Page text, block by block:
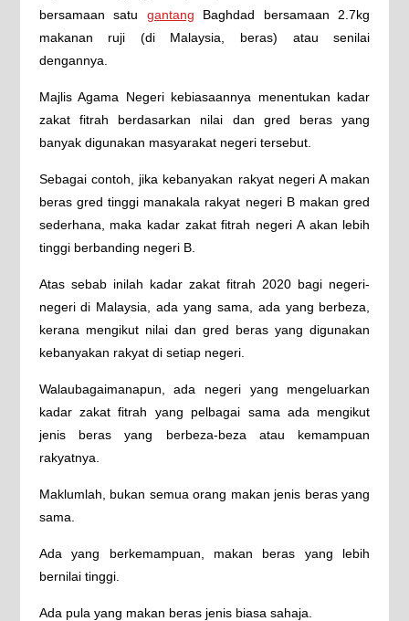
bersamaan satu gantang Baghdad bersamaan 2.7kg
makanan ruji (di Malaysia, beras) atau senilai
dengannya.
Majlis Agama Negeri kebiasaannya menentukan kadar
zakat fitrah berdasarkan nilai dan gred beras yang
banyak digunakan masyarakat negeri tersebut.
Sebagai contoh, jika kebanyakan rakyat negeri A makan
beras gred tinggi manakala rakyat negeri B makan gred
sederhana, maka kadar zakat fitrah negeri A akan lebih
tinggi berbanding negeri B.
Atas sebab inilah kadar zakat fitrah 2020 bagi negeri-
negeri di Malaysia, ada yang sama, ada yang berbeza,
kerana mengikut nilai dan gred beras yang digunakan
kebanyakan rakyat di setiap negeri.
Walaubagaimanapun, ada negeri yang mengeluarkan
kadar zakat fitrah yang pelbagai sama ada mengikut
jenis beras yang berbeza-beza atau kemampuan
rakyatnya.
Maklumlah, bukan semua orang makan jenis beras yang
sama.
Ada yang berkemampuan, makan beras yang lebih
bernilai tinggi.
Ada pula yang makan beras jenis biasa sahaja.